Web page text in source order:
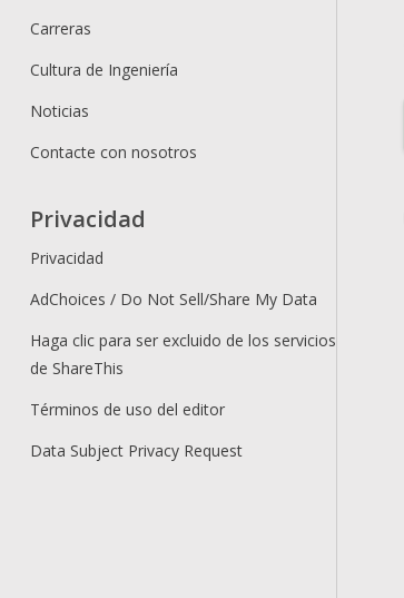
Carreras
Cultura de Ingeniería
Noticias
Contacte con nosotros
Privacidad
Privacidad
AdChoices / Do Not Sell/Share My Data
Haga clic para ser excluido de los servicios
de ShareThis
Términos de uso del editor
Data Subject Privacy Request